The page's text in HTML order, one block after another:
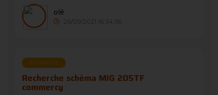
olé
26/09/2021 16:34:56
RECHERCHE
Recherche schéma MIG 205TF
commercy